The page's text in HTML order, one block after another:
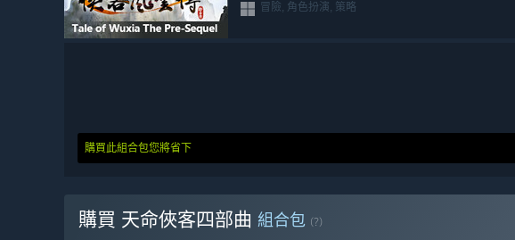
冒險, 角色扮演, 策略
購買此組合包您將省下
購買 天命俠客四部曲 組合包 (?)